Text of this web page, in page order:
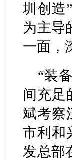
圳创造
为主导
一面，
“装
间充足
斌考察
市利和
发总部